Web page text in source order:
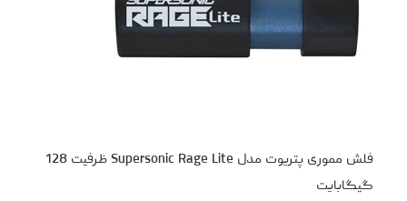
فلش مموری پتریوت مدل Supersonic Rage Lite ظرفیت 128
گیگابایت